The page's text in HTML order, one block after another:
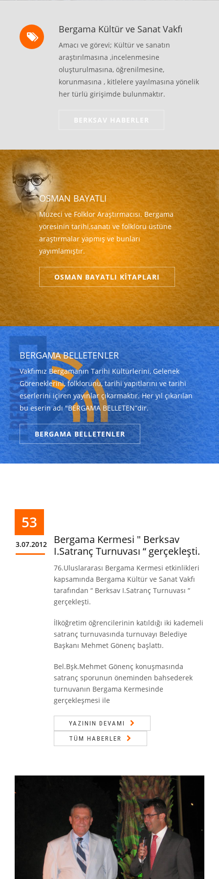
Bergama Kültür ve Sanat Vakfı
Amacı ve görevi; Kültür ve sanatın
araştırılmasına ,incelenmesine
oluşturulmasına, öğrenilmesine,
korunmasına , kitlelere yayılmasına yönelik
her türlü girişimde bulunmaktır.
BERKSAV HABERLER
OSMAN BAYATLI
Müzeci ve Folklor Araştırmacısı. Bergama
yöresinin tarihi,sanatı ve folkloru üstüne
araştırmalar yapmış ve bunları
yayımlamıştır.
OSMAN BAYATLI KİTAPLARI
BERGAMA BELLETENLER
Vakfımız Bergamanın Tarihi Kültürlerini, Gelenek
Göreneklerini, folklorunu, tarihi yapıtlarını ve tarihi
eserlerini içiren yayınlar çıkarmaktır. Her yıl çıkarılan
bu eserin adı "BERGAMA BELLETEN”dir.
BERGAMA BELLETENLER
53
3.07.2012
Bergama Kermesi " Berksav
I.Satranç Turnuvası “ gerçekleşti.
76.Uluslararası Bergama Kermesi etkinlikleri
kapsamında Bergama Kültür ve Sanat Vakfı
tarafından “ Berksav I.Satranç Turnuvası “
gerçekleşti.
İlköğretim öğrencilerinin katıldığı iki kademeli
satranç turnuvasında turnuvayı Belediye
Başkanı Mehmet Gönenç başlattı.
Bel.Bşk.Mehmet Gönenç konuşmasında
satranç sporunun öneminden bahsederek
turnuvanın Bergama Kermesinde
gerçekleşmesi ile
YAZININ DEVAMI
TÜM HABERLER